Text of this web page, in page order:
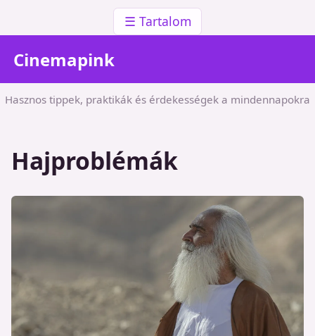
☰ Tartalom
Cinemapink
Hasznos tippek, praktikák és érdekességek a mindennapokra
Hajproblémák